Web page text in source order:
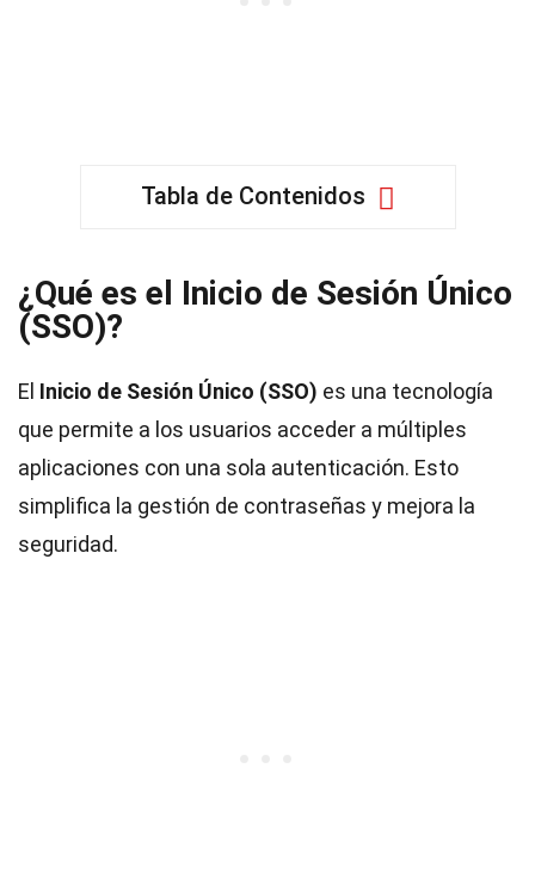
Tabla de Contenidos
¿Qué es el Inicio de Sesión Único
(SSO)?
El Inicio de Sesión Único (SSO) es una tecnología
que permite a los usuarios acceder a múltiples
aplicaciones con una sola autenticación. Esto
simplifica la gestión de contraseñas y mejora la
seguridad.